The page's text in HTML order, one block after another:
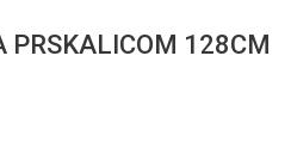
PRSKALICOM 128CM